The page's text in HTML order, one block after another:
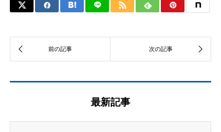
最新記事